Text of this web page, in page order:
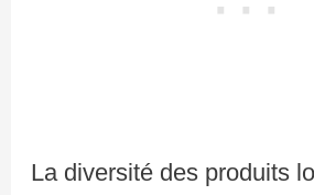
La diversité des produits